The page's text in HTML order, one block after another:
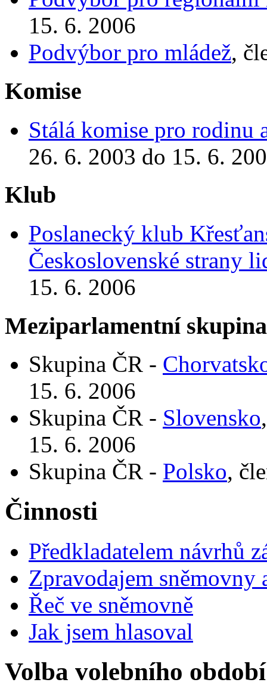
15. 6. 2006
Podvýbor pro mládež,
Komise
Stálá komise pro rodinu
26. 6. 2003 do 15. 6.
Klub
Poslanecký klub
Československé strany
15. 6. 2006
Meziparlamentní
Skupina ČR -
15. 6. 2006
Skupina ČR - Slovensko
15. 6. 2006
Skupina ČR - Polsko,
Činnosti
Předkladatelem návrhů
Zpravodajem
Řeč ve sněmovně
Jak jsem hlasoval
Volba volebního období